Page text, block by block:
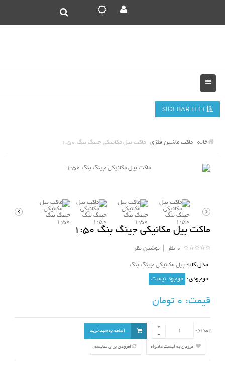
خانه ماکت ماشین فلزی ماکت بیل مکانیکی جینگ بنگ 1:50
ماکت بیل مکانیکی جینگ بنگ 1:50
0 نظر نوشتن نظر
مدل کالا: بیل مکانیکی جینگ بنگ
موجودی: موجود نیست
قیمت:
تعداد: اضافه به سبد خرید
افزودن به لیست دلخواه افزودن برای مقایسه